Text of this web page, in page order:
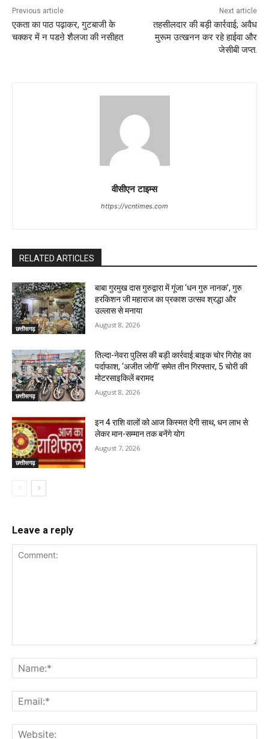
Previous article
एकता का पाठ पढ़ाकर, गुटबाजी के
चक्कर में न पडऩे शैलजा की नसीहत
Next article
तहसीलदार की बड़ी कार्रवाई; अवैध
मुरूम उत्खनन कर रहे हाईवा और
जेसीबी जप्त.
वीसीएन टाइम्स
https://vcntimes.com
RELATED ARTICLES
छत्तीसगढ़
बाबा गुरमुख दास गुरुद्वारा में गूंजा ‘धन गुरु नानक’, गुरु
हरकिशन जी महाराज का प्रकाश उत्सव श्रद्धा और
उल्लास से मनाया
August 8, 2026
छत्तीसगढ़
तिल्दा-नेवरा पुलिस की बड़ी कार्रवाई:बाइक चोर गिरोह का
पर्दाफाश, ‘अजीत जोगी’ समेत तीन गिरफ्तार, 5 चोरी की
मोटरसाइकिलें बरामद
August 8, 2026
छत्तीसगढ़
इन 4 राशि वालों को आज किस्मत देगी साथ, धन लाभ से
लेकर मान-सम्मान तक बनेंगे योग
August 7, 2026
Leave a reply